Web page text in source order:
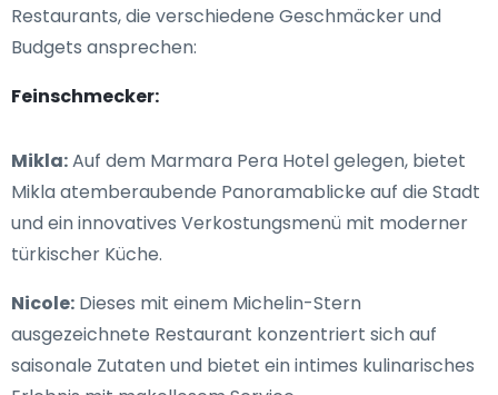
Restaurants, die verschiedene Geschmäcker und
Budgets ansprechen:
Feinschmecker:
Mikla:Auf dem Marmara Pera Hotel gelegen, bietet
Mikla atemberaubende Panoramablicke auf die Stadt
und ein innovatives Verkostungsmenü mit moderner
türkischer Küche.
Nicole: Dieses mit einem Michelin-Stern
ausgezeichnete Restaurant konzentriert sich auf
saisonale Zutaten und bietet ein intimes kulinarisches